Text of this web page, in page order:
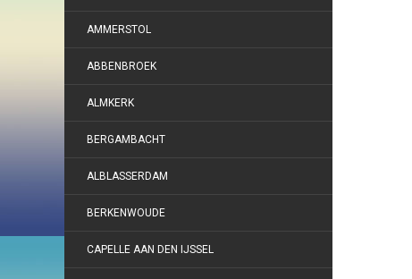
AMMERSTOL
ABBENBROEK
ALMKERK
BERGAMBACHT
ALBLASSERDAM
BERKENWOUDE
CAPELLE AAN DEN IJSSEL